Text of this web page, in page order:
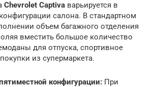
Chevrolet Captiva варьируется в
салона. В стандартном
объем багажного отделения
вместить большое количество
для отпуска, спортивное
из супермаркета.
конфигурации: При